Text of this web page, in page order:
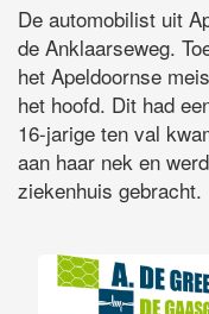
De automobilist uit
de Anklaarseweg.
het Apeldoornse
het hoofd. Dit had
16-jarige ten val
aan haar nek en
ziekenhuis gebracht.